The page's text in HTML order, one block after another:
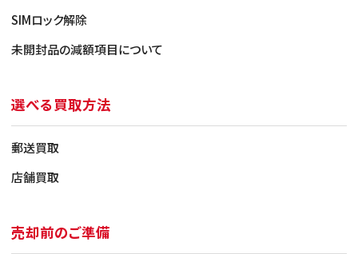
SIMロック解除
未開封品の減額項目について
選べる買取方法
郵送買取
店舗買取
売却前のご準備